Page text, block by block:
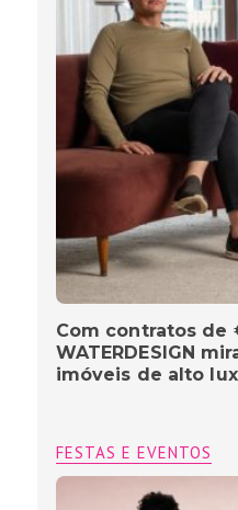
Com contratos de
WATERDESIGN
imóveis de alto
FESTAS E EVENTOS